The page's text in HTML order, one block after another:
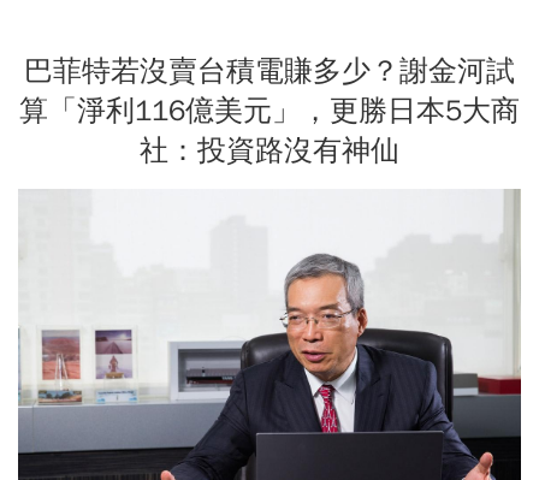
巴菲特若沒賣台積電賺多少？謝金河試
算「淨利116億美元」，更勝日本5大商
社：投資路沒有神仙